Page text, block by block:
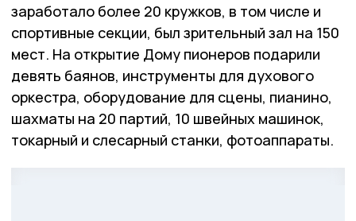
заработало более 20 кружков, в том числе и
спортивные секции, был зрительный зал на 150
мест. На открытие Дому пионеров подарили
девять баянов, инструменты для духового
оркестра, оборудование для сцены, пианино,
шахматы на 20 партий, 10 швейных машинок,
токарный и слесарный станки, фотоаппараты.